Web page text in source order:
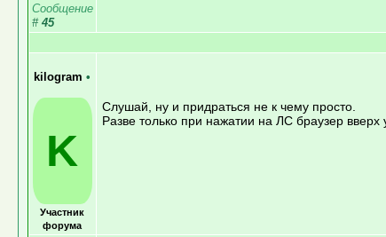
Сообщение
# 45
kilogram •
K
Участник
форума
Слушай, ну и придраться не к чему просто.
Разве только при нажатии на ЛС браузер вверх